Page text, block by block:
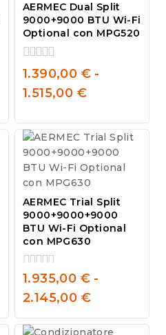
AERMEC Dual Split
9000+9000 BTU Wi-Fi
Optional con MPG520
0
of
1.390,00 € -
1.515,00 €
AERMEC Trial Split
9000+9000+9000
BTU Wi-Fi Optional
con MPG630
0
out
of
5
1.935,00 € -
2.145,00 €